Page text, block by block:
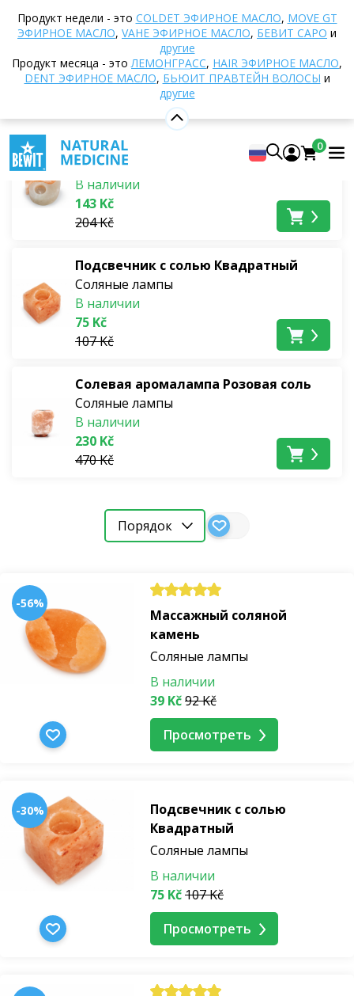
Продукт недели - это COLDET ЭФИРНОЕ МАСЛО, MOVE GT
ЭФИРНОЕ МАСЛО, VAHE ЭФИРНОЕ МАСЛО, БЕВИТ САРО и
другие
Продукт месяца - этоЛЕМОНГРАСС, HAIR ЭФИРНОЕ МАСЛО,
DENT ЭФИРНОЕ МАСЛО, БЬЮИТ ПРАВТЕЙН ВОЛОСЫ и
другие
0
Соляные лампы
Соляные лампы
Самые продаваемые
Соляной подсвечник Инь Янь
Соляные лампы
В наличии
143 Kč
204 Kč
Подсвечник с солью Квадратный
Соляные лампы
В наличии
75 Kč
107 Kč
Солевая аромалампа Розовая соль
Соляные лампы
В наличии
230 Kč
470 Kč
Порядок
-56%
Массажный соляной
камень
Соляные лампы
В наличии
39 Kč92 Kč
Просмотреть
-30%
Подсвечник с солью
Квадратный
Соляные лампы
В наличии
75 Kč107 Kč
Просмотреть